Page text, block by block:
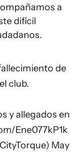
a
difícil
de
club.
y allegados en
Ene077kP1k
May